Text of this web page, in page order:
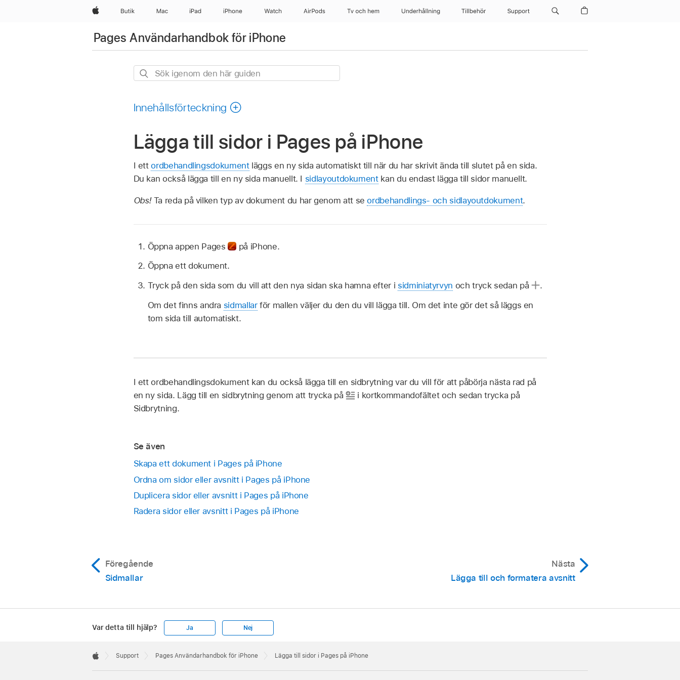
AppleButik Mac iPad iPhone Watch AirPods Tv och hem Underhållning Tillbehör Support
Pages Användarhandbok för iPhone
Sök
här
Innehållsförteckning
Lägga till sidor i Pages på iPhone
I ettordbehandlingsdokumentläggs en ny sida automatiskt till när du har skrivit ända till slutet på en sida.
Du kan också lägga till en ny sida manuellt. I sidlayoutdokumentkan du endast lägga till sidor manuellt.
Obs! Ta reda på vilken typ av dokument du har genom att seordbehandlings- och sidlayoutdokument.
Öppna appen Pages
på iPhone.
Öppna ett dokument.
Tryck på den sida som du vill att den nya sidan ska hamna efter i sidminiatyrvyn och tryck sedan på
.
Om det finns andra sidmallarför mallen väljer du den du vill lägga till. Om det inte gör det så läggs en
tom sida till automatiskt.
I ett ordbehandlingsdokument kan du också lägga till en sidbrytning var du vill för att påbörja nästa rad på
en ny sida. Lägg till en sidbrytning genom att trycka på
i kortkommandofältet och sedan trycka på
Sidbrytning.
Se även
Skapa ett dokument i Pages på iPhone
Ordna om sidor eller avsnitt i Pages på iPhone
Duplicera sidor eller avsnitt i Pages på iPhone
Radera sidor eller avsnitt i Pages på iPhone
Föregående
Sidmallar
Nästa
Lägga till och formatera avsnitt
Var detta till hjälp? Ja Nej
Footer

Support Pages Användarhandbok för iPhone Lägga till sidor i Pages på iPhone